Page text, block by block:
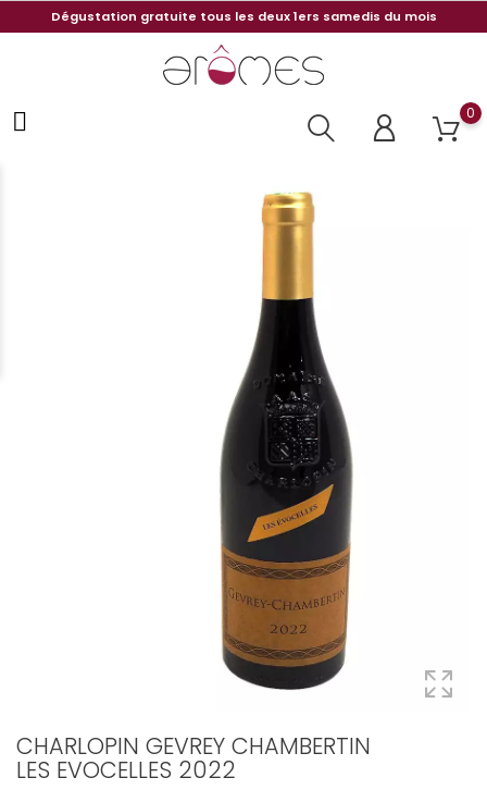
Dégustation gratuite tous les deux 1ers samedis du mois
0
CHARLOPIN GEVREY CHAMBERTIN
LES EVOCELLES 2022